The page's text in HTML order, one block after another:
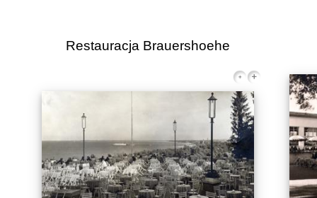
Restauracja Brauershoehe